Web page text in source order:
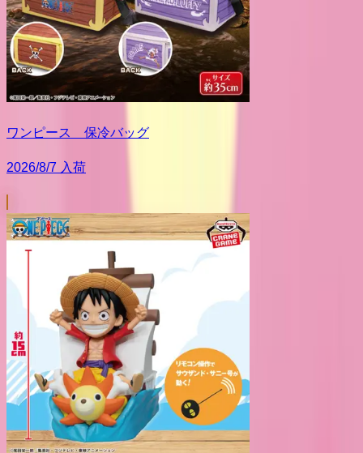
ワンピース 保冷バッグ
2026/8/7 入荷